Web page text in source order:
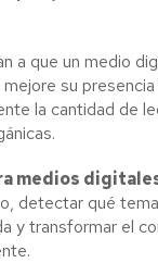
a que un medio
su
la cantidad de
medios
detectar qué
y transformar el